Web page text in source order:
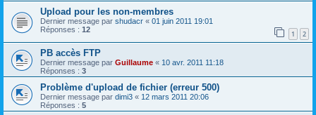
Upload pour les non-membres
Dernier message par shudacr « 01 juin 2011 19:01
Réponses : 12 1 2
PB accès FTP
Dernier message par Guillaume « 10 avr. 2011 11:18
Réponses : 3
Problème d'upload de fichier (erreur 500)
Dernier message par dimi3 « 12 mars 2011 20:06
Réponses : 5